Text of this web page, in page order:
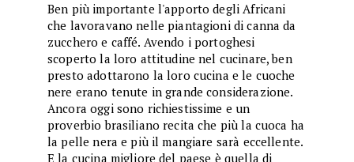
Ben più importante l'apporto degli Africani
che lavoravano nelle piantagioni di canna da
zucchero e caffé. Avendo i portoghesi
scoperto la loro attitudine nel cucinare, ben
presto adottarono la loro cucina e le cuoche
nere erano tenute in grande considerazione.
Ancora oggi sono richiestissime e un
proverbio brasiliano recita che più la cuoca ha
la pelle nera e più il mangiare sarà eccellente.
E la cucina migliore del paese è quella di